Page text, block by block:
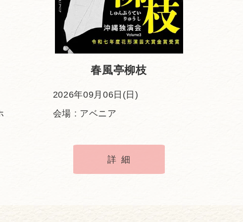
春風亭柳枝
2026年09月06日(日)
会場 : アベニア
詳細